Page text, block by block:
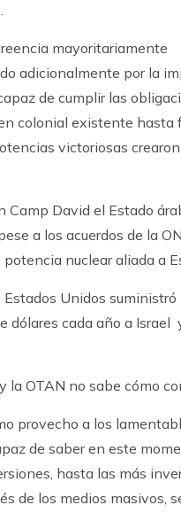
mayoritariamente
adicionalmente por la
de cumplir las
colonial existente hasta
victoriosas
Camp David el Estado
a los acuerdos de la
nuclear aliada a
Unidos suministró
dólares cada año a Israel
la OTAN no sabe cómo
provecho a los
de saber en este
hasta las más
de los medios masivos,